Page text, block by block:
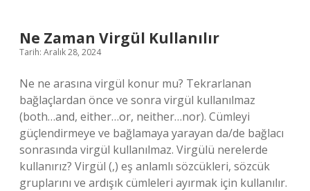
Ne Zaman Virgül Kullanılır
Tarih: Aralık 28, 2024
Ne ne arasına virgül konur mu? Tekrarlanan
bağlaçlardan önce ve sonra virgül kullanılmaz
(both…and, either…or, neither…nor). Cümleyi
güçlendirmeye ve bağlamaya yarayan da/de bağlacı
sonrasında virgül kullanılmaz. Virgülü nerelerde
kullanırız? Virgül (,) eş anlamlı sözcükleri, sözcük
gruplarını ve ardışık cümleleri ayırmak için kullanılır.